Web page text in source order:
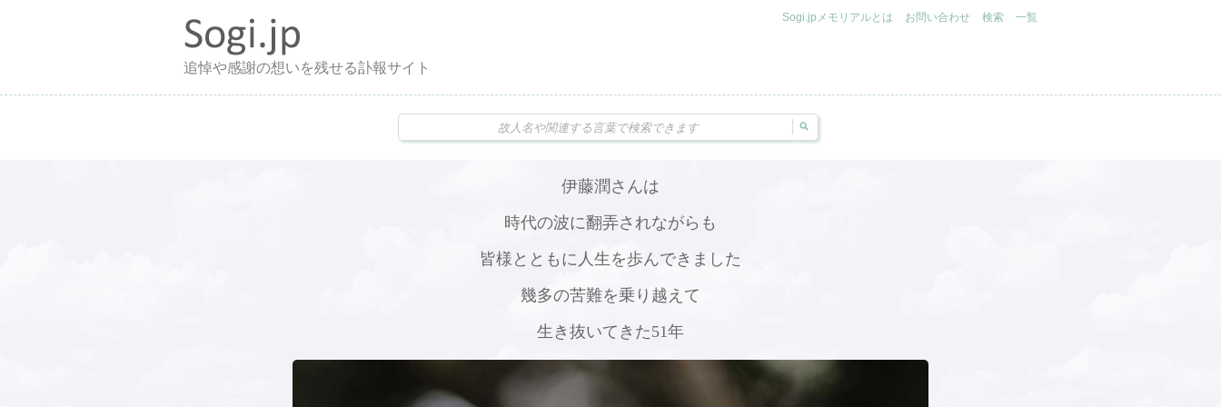
追悼や感謝の想いを残せる訃報サイト
Sogi.jpメモリアルとは お問い合わせ 検索 一覧
伊藤潤さんは
時代の波に翻弄されながらも
皆様とともに人生を歩んできました
幾多の苦難を乗り越えて
生き抜いてきた51年